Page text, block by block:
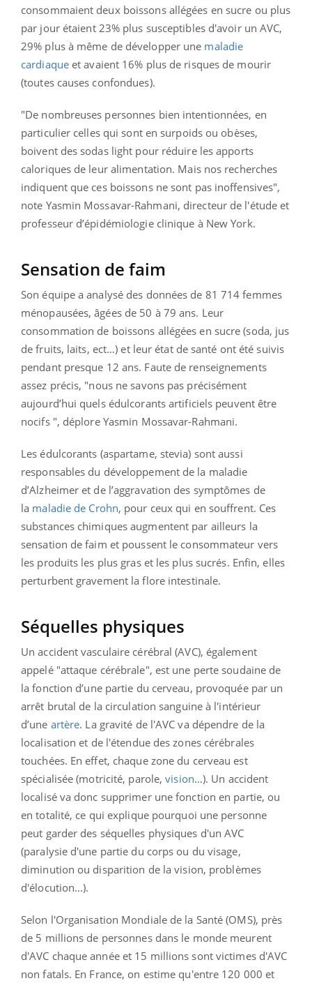
consommaient deux boissons allégées en sucre ou plus
par jour étaient 23% plus susceptibles d'avoir un AVC,
29% plus à même de développer une maladie
cardiaqueet avaient 16% plus de risques de mourir
(toutes causes confondues).
"De nombreuses personnes bien intentionnées, en
particulier celles qui sont en surpoids ou obèses,
boivent des sodas light pour réduire les apports
caloriques de leur alimentation. Mais nos recherches
indiquent que ces boissons ne sont pas inoffensives",
note Yasmin Mossavar-Rahmani, directeur de l'étude et
professeur d’épidémiologie clinique à New York.
Sensation de faim
Son équipe a analysé des données de 81 714 femmes
ménopausées, âgées de 50 à 79 ans. Leur
consommation de boissons allégées en sucre (soda, jus
de fruits, laits, ect…) et leur état de santé ont été suivis
pendant presque 12 ans. Faute de renseignements
assez précis, "nous ne savons pas précisément
aujourd’hui quels édulcorants artificiels peuvent être
nocifs ", déplore Yasmin Mossavar-Rahmani.
Les édulcorants (aspartame, stevia) sont aussi
responsables du développement de la maladie
d’Alzheimer et de l’aggravation des symptômes de
la maladie de Crohn, pour ceux qui en souffrent. Ces
substances chimiques augmentent par ailleurs la
sensation de faim et poussent le consommateur vers
les produits les plus gras et les plus sucrés. Enfin, elles
perturbent gravement la flore intestinale.
Séquelles physiques
Un accident vasculaire cérébral (AVC), également
appelé "attaque cérébrale", est une perte soudaine de
la fonction d’une partie du cerveau, provoquée par un
arrêt brutal de la circulation sanguine à l'intérieur
d’une artère. La gravité de l'AVC va dépendre de la
localisation et de l'étendue des zones cérébrales
touchées. En effet, chaque zone du cerveau est
spécialisée (motricité, parole,vision…). Un accident
localisé va donc supprimer une fonction en partie, ou
en totalité, ce qui explique pourquoi une personne
peut garder des séquelles physiques d'un AVC
(paralysie d'une partie du corps ou du visage,
diminution ou disparition de la vision, problèmes
d'élocution...).
Selon l'Organisation Mondiale de la Santé (OMS), près
de 5 millions de personnes dans le monde meurent
d'AVC chaque année et 15 millions sont victimes d'AVC
non fatals. En France, on estime qu'entre 120 000 et